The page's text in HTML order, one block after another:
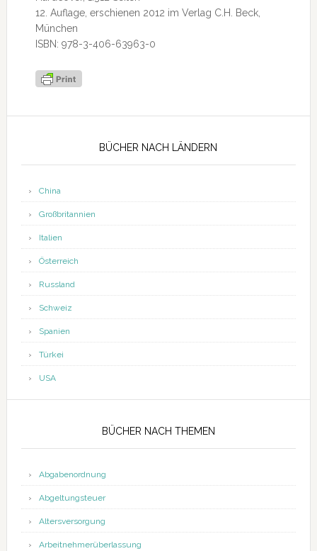
12. Auflage, erschienen 2012 im Verlag C.H. Beck,
München
ISBN: 978-3-406-63963-0
BÜCHER NACH LÄNDERN
China
Großbritannien
Italien
Österreich
Russland
Schweiz
Spanien
Türkei
USA
BÜCHER NACH THEMEN
Abgabenordnung
Abgeltungsteuer
Altersversorgung
Arbeitnehmerüberlassung